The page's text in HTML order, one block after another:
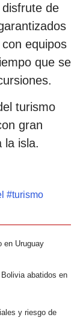
de
equipos
que se
turismo
gran
la isla.
#turismo
en Uruguay
abatidos en
y riesgo de